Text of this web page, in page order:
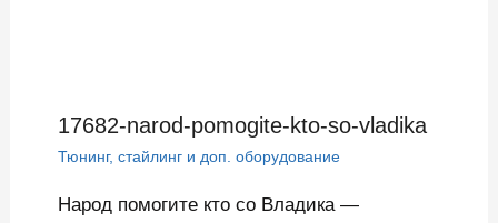
17682-narod-pomogite-kto-so-vladika
Тюнинг, стайлинг и доп. оборудование
Народ помогите кто со Владика —